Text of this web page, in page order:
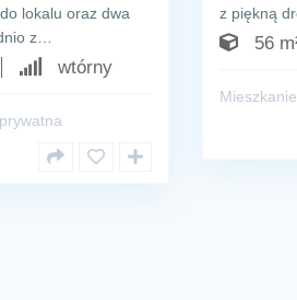
lokalu oraz dwa
z…
wtórny
z piękną
56